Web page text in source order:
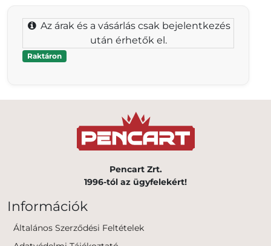
Az árak és a vásárlás csak bejelentkezés
után érhetők el.
Raktáron
Pencart Zrt.
1996-tól az ügyfelekért!
Információk
Általános Szerződési Feltételek